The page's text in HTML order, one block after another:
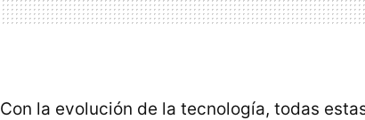
Con la evolución de la tecnología, todas